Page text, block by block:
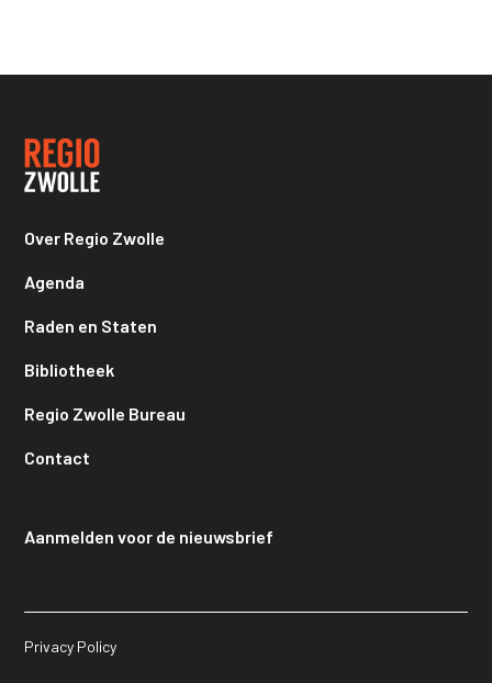
Over Regio Zwolle
Agenda
Raden en Staten
Bibliotheek
Regio Zwolle Bureau
Contact
Aanmelden voor de nieuwsbrief
Privacy Policy